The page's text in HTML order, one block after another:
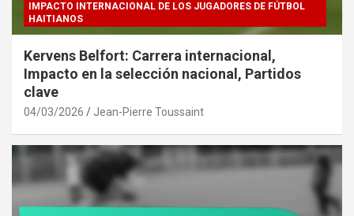
IMPACTO INTERNACIONAL DE LOS JUGADORES DE FÚTBOL
HAITIANOS
Kervens Belfort: Carrera internacional,
Impacto en la selección nacional, Partidos
clave
04/03/2026 Jean-Pierre Toussaint